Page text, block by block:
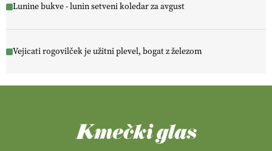
Lunine bukve - lunin setveni koledar za avgust
Vejicati rogovilček je užitni plevel, bogat z železom